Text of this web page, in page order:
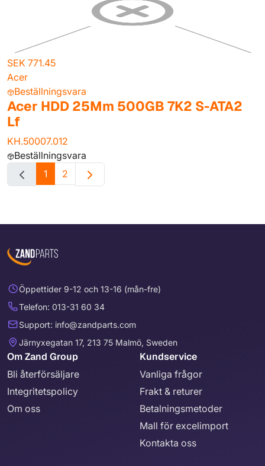
SEK 771.45
Acer
Beställningsvara
Acer HDD 25Mm 500GB 7K2 S-ATA2
Lf
KH.50007.012
Beställningsvara
1
2
Öppettider 9-12 och 13-16 (mån-fre)
Telefon: 013-31 60 34
Support: info@zandparts.com
Järnyxegatan 17, 213 75 Malmö, Sweden
Om Zand Group
Bli återförsäljare
Integritetspolicy
Om oss
Kundservice
Vanliga frågor
Frakt & returer
Betalningsmetoder
Mall för excelimport
Kontakta oss